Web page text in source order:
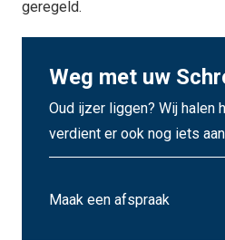
geregeld.
Weg met uw
Oud ijzer liggen? Wij halen
verdient er ook nog iets
Maak een afspraak